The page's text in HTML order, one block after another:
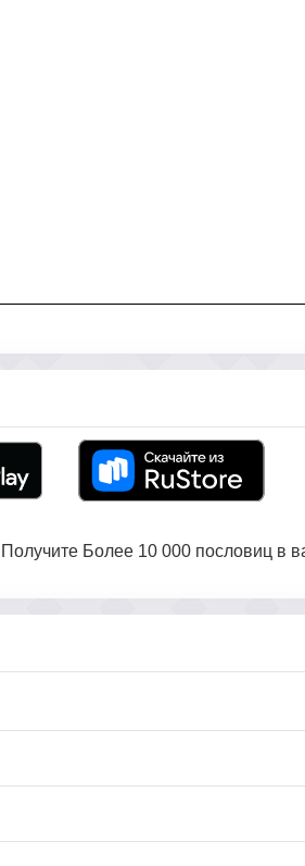
Более 10 000 пословиц в